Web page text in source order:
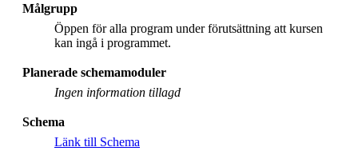
Målgrupp
Öppen för alla program under förutsättning att kursen
kan ingå i programmet.
Planerade schemamoduler
Ingen information tillagd
Schema
Länk till Schema